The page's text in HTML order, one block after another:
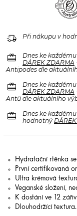
delivery_truck_speed Při nákupu v
redeem
Dnes ke
DÁREK ZDARMA
Antipodes dle
redeem
Dnes ke
DÁREK ZDARMA
Antü dle aktuálního
redeem
Dnes ke
hodnotný
Hydratační rtěnka
První certifikovaná
Ultra krémová
Veganské složení,
K dostání ve 12
Dlouhodržící textura.